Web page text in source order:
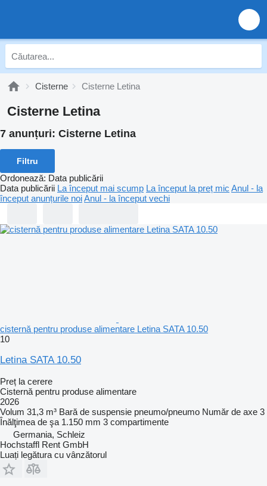
Cisterne Cisterne Letina
Cisterne Letina
7 anunțuri: Cisterne Letina
Filtru
Ordonează: Data publicării
Data publicării La început mai scump La început la preț mic Anul - la
început anunțurile noiAnul - la început vechi
cisternă pentru produse alimentare Letina SATA 10.50
10
Letina SATA 10.50
Preț la cerere
Cisternă pentru produse alimentare
2026
Volum 31,3 m³ Bară de suspensie pneumo/pneumo Număr de axe 3
Înălţimea de şa 1.150 mm 3 compartimente
Germania, Schleiz
Hochstaffl Rent GmbH
Luați legătura cu vânzătorul